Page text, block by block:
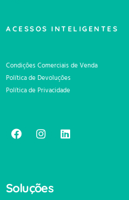
ACESSOS INTELIGENTES
Condições Comerciais de Venda
Política de Devoluções
Política de Privacidade
Soluções